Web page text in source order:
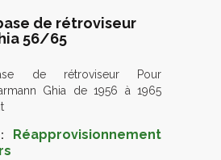
de rétroviseur
56/65
de rétroviseur Pour
Ghia de 1956 à 1965
Réapprovisionnement